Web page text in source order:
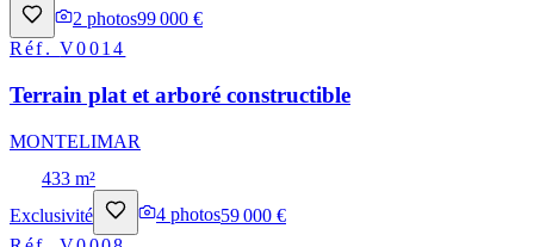
2 photos99 000 €
Réf.V0014
Terrain plat et arboré constructible
MONTELIMAR
433 m²
Exclusivité
4 photos59 000 €